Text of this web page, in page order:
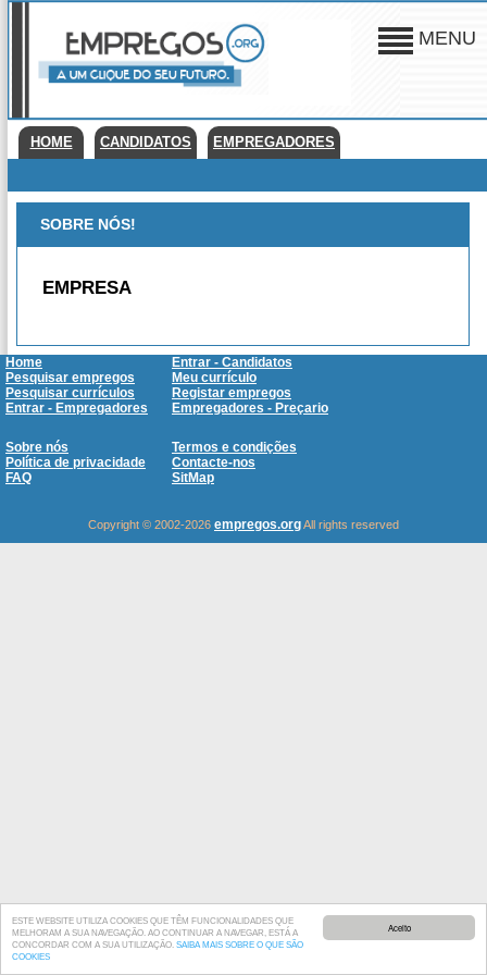
Aceito
ESTE WEBSITE UTILIZA COOKIES QUE TÊM FUNCIONALIDADES QUE
MELHORAM A SUA NAVEGAÇÃO. AO CONTINUAR A NAVEGAR, ESTÁ A
CONCORDAR COM A SUA UTILIZAÇÃO. SAIBA MAIS SOBRE O QUE SÃO
COOKIES
MENU
HOME CANDIDATOS EMPREGADORES
SOBRE NÓS!
EMPRESA
Home
Entrar - Candidatos
Pesquisar empregos
Meu currículo
Pesquisar currículos
Registar empregos
Entrar - Empregadores
Empregadores - Preçario
Sobre nós
Termos e condições
Política de privacidade
Contacte-nos
FAQ
SitMap
Copyright © 2002-2026 empregos.orgAll rights reserved